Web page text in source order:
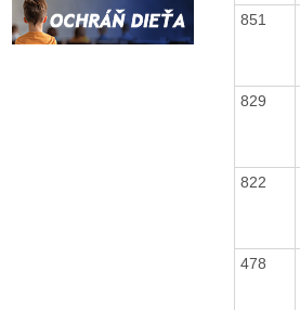
851
829
822
478